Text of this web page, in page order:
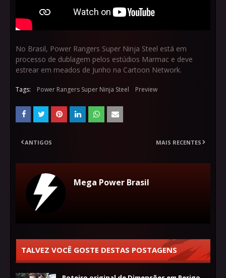
No Brasil, Power Rangers Super Ninja Steel está em
processo de dublagem pelos estúdios Marmac e deve
estrear em meados de Junho na Cartoon Network.
Tags: Power Rangers Super Ninja Steel Preview
MAIS RECENTES
ANTIGOS
Mega Power Brasil
TALVEZ VOCÊ GOSTE DESTAS POSTAGENS